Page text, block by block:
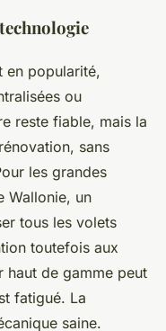
en popularité,
ou
reste fiable, mais la
sans
les grandes
Wallonie, un
tous les volets
toutefois aux
haut de gamme peut
fatigué. La
saine.